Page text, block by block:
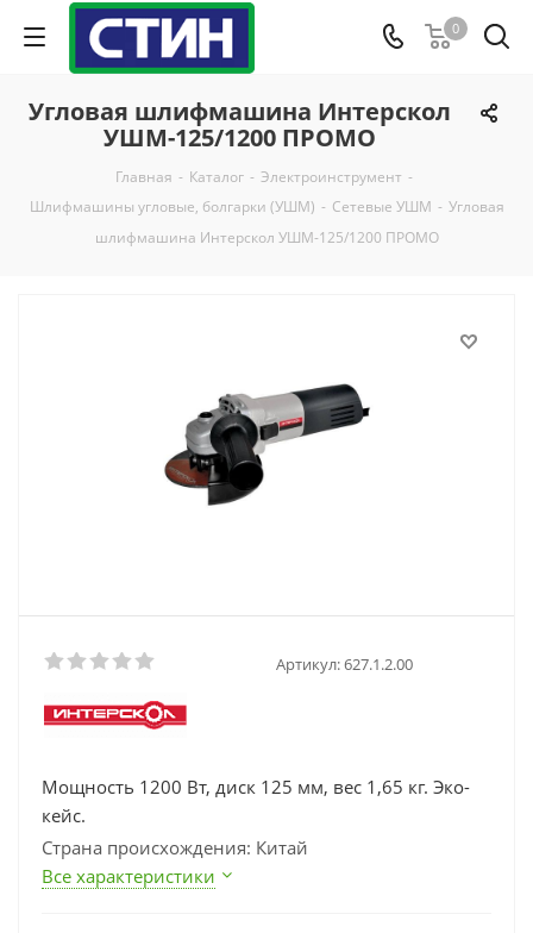
0
Угловая шлифмашина Интерскол
УШМ-125/1200 ПРОМО
Главная - Каталог - Электроинструмент -
Шлифмашины угловые, болгарки (УШМ) - Сетевые УШМ - Угловая
шлифмашина Интерскол УШМ-125/1200 ПРОМО
Артикул:627.1.2.00
Мощность 1200 Вт, диск 125 мм, вес 1,65 кг. Эко-
кейс.
Страна происхождения: Китай
Все характеристики